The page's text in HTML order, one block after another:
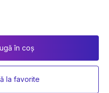
în coș
la favorite